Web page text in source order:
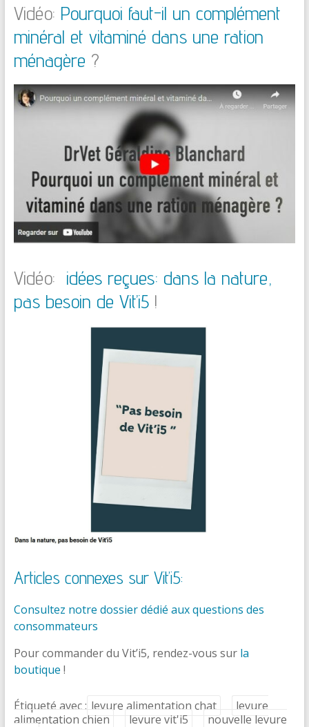
Vidéo: Pourquoi faut-il un complément
minéral et vitaminé dans une ration
ménagère ?
Vidéo: idées reçues: dans la nature,
pas besoin de Vit’i5!
Articles connexes sur Vit’i5:
Consultez notre dossier dédié aux questions des
consommateurs
Pour commander du Vit’i5, rendez-vous sur la
boutique !
Étiqueté avec : levure alimentation chat
levure
alimentation chien
levure vit'i5
nouvelle levure